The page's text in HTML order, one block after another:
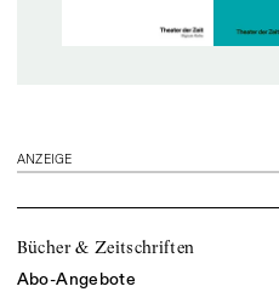
ANZEIGE
Bücher & Zeitschriften
Abo-Angebote